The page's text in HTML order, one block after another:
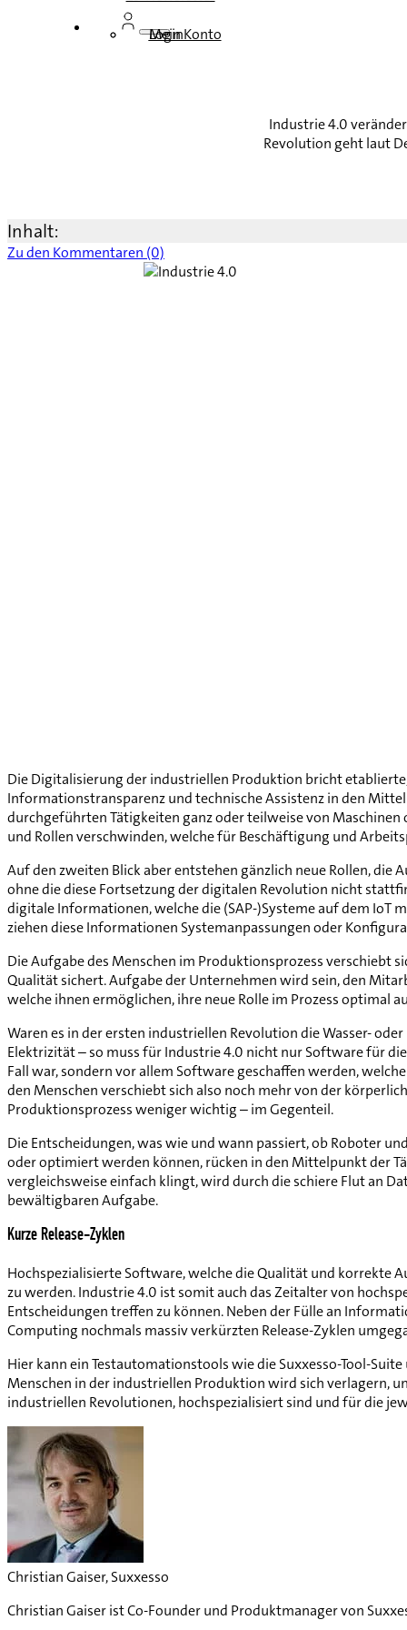
Login
Mein Konto
Industrie 4.0
Revolution geht laut
Inhalt:
Zu den Kommentaren (0)
Die Digitalisierung der industriellen Produktion bricht
Informationstransparenz und technische Assistenz in den
durchgeführten Tätigkeiten ganz oder teilweise von
und Rollen verschwinden, welche für Beschäftigung und
Auf den zweiten Blick aber entstehen gänzlich neue Rollen, die
ohne die diese Fortsetzung der digitalen Revolution nicht
digitale Informationen, welche die (SAP-)Systeme auf dem
ziehen diese Informationen Systemanpassungen oder
Die Aufgabe des Menschen im Produktionsprozess verschiebt
Qualität sichert. Aufgabe der Unternehmen wird sein, den
welche ihnen ermöglichen, ihre neue Rolle im Prozess optimal
Waren es in der ersten industriellen Revolution die Wasser-
Elektrizität – so muss für Industrie 4.0 nicht nur Software für
Fall war, sondern vor allem Software geschaffen werden,
den Menschen verschiebt sich also noch mehr von der
Produktionsprozess weniger wichtig – im Gegenteil.
Die Entscheidungen, was wie und wann passiert, ob Roboter
oder optimiert werden können, rücken in den Mittelpunkt der
vergleichsweise einfach klingt, wird durch die schiere Flut an
bewältigbaren Aufgabe.
Kurze Release-Zyklen
Hochspezialisierte Software, welche die Qualität und korrekte
zu werden. Industrie 4.0 ist somit auch das Zeitalter von
Entscheidungen treffen zu können. Neben der Fülle an
Computing nochmals massiv verkürzten Release-Zyklen
Hier kann ein Testautomationstools wie die Suxxesso-Tool-
Menschen in der industriellen Produktion wird sich verlagern,
industriellen Revolutionen, hochspezialisiert sind und für die
Christian Gaiser, Suxxesso
Christian Gaiser ist Co-Founder und Produktmanager von